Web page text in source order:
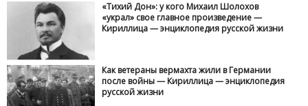
«Тихий Дон»: у кого Михаил Шолохов
«украл» свое главное произведение —
Кириллица — энциклопедия русской жизни
Как ветераны вермахта жили в Германии
после войны — Кириллица — энциклопедия
русской жизни